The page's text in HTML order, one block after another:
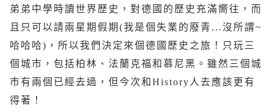
弟弟中學時讀世界歷史，對德國的歷史充滿嚮往，而
且只可以請兩星期假期(我是個失業的廢青...沒所謂~
哈哈哈)，所以我們決定來個德國歷史之旅！只玩三
個城市，包括柏林、法蘭克福和慕尼黑。雖然三個城
市有兩個已經去過，但今次和History人去應該更有
得著！